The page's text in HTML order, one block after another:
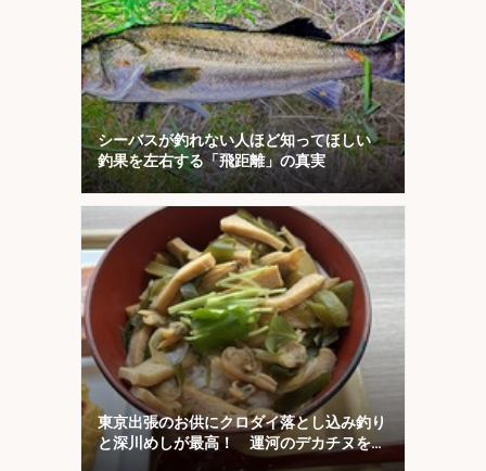
シーバスが釣れない人ほど知ってほしい
釣果を左右する「飛距離」の真実
東京出張のお供にクロダイ落とし込み釣り
と深川めしが最高！ 運河のデカチヌを狙